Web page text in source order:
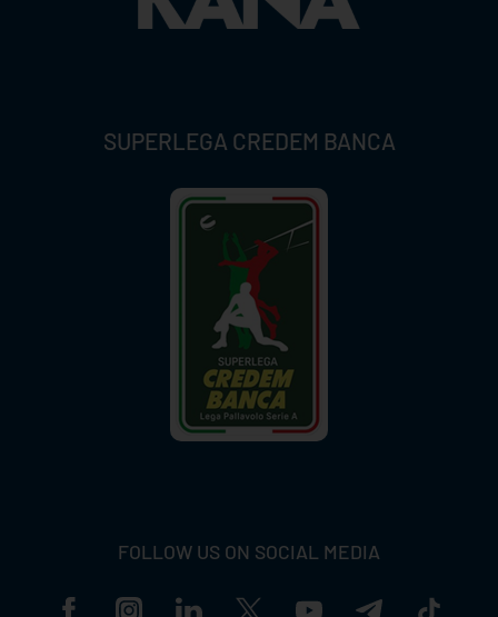
SUPERLEGA CREDEM BANCA
FOLLOW US ON SOCIAL MEDIA